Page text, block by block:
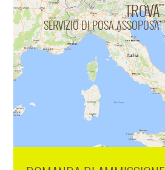
TROVA
SERVIZIO DI POSA ASSOPOSA